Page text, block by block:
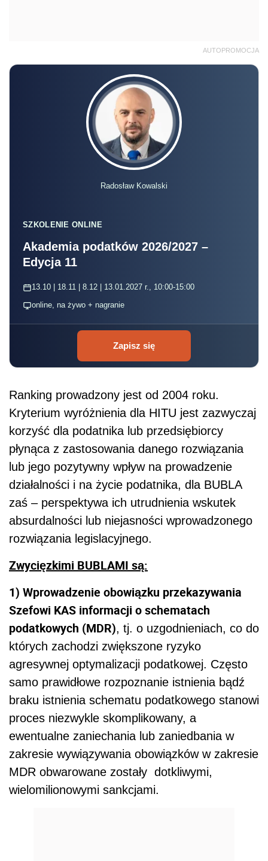
AUTOPROMOCJA
Radosław Kowalski
SZKOLENIE ONLINE
Akademia podatków 2026/2027 –
Edycja 11
13.10 | 18.11 | 8.12 | 13.01.2027 r., 10:00-15:00
online, na żywo + nagranie
Zapisz się
Ranking prowadzony jest od 2004 roku.
Kryterium wyróżnienia dla HITU jest zazwyczaj
korzyść dla podatnika lub przedsiębiorcy
płynąca z zastosowania danego rozwiązania
lub jego pozytywny wpływ na prowadzenie
działalności i na życie podatnika, dla BUBLA
zaś – perspektywa ich utrudnienia wskutek
absurdalności lub niejasności wprowadzonego
rozwiązania legislacyjnego.
Zwycięzkimi BUBLAMI są:
1) Wprowadzenie obowiązku przekazywania
Szefowi KAS informacji o schematach
podatkowych (MDR), tj. o uzgodnieniach, co do
których zachodzi zwiększone ryzyko
agresywnej optymalizacji podatkowej. Często
samo prawidłowe rozpoznanie istnienia bądź
braku istnienia schematu podatkowego stanowi
proces niezwykle skomplikowany, a
ewentualne zaniechania lub zaniedbania w
zakresie wywiązywania obowiązków w zakresie
MDR obwarowane zostały dotkliwymi,
wielomilionowymi sankcjami.